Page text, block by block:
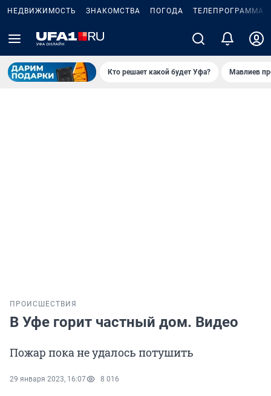
НЕДВИЖИМОСТЬ ЗНАКОМСТВА ПОГОДА ТЕЛЕПРОГРАММА
Кто решает какой будет Уфа? Мавлиев
ПРОИСШЕСТВИЯ
В Уфе горит частный дом. Видео
Пожар пока не удалось потушить
29 января 2023, 16:07 8 016